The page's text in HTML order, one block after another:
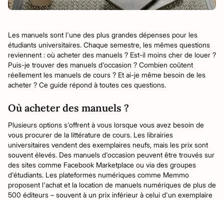
Les manuels sont l'une des plus grandes dépenses pour les
étudiants universitaires. Chaque semestre, les mêmes questions
reviennent : où acheter des manuels ? Est-il moins cher de louer ?
Puis-je trouver des manuels d'occasion ? Combien coûtent
réellement les manuels de cours ? Et ai-je même besoin de les
acheter ? Ce guide répond à toutes ces questions.
Où acheter des manuels ?
Plusieurs options s'offrent à vous lorsque vous avez besoin de
vous procurer de la littérature de cours. Les librairies
universitaires vendent des exemplaires neufs, mais les prix sont
souvent élevés. Des manuels d'occasion peuvent être trouvés sur
des sites comme Facebook Marketplace ou via des groupes
d'étudiants. Les plateformes numériques comme Memmo
proposent l'achat et la location de manuels numériques de plus de
500 éditeurs – souvent à un prix inférieur à celui d'un exemplaire